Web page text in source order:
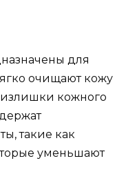
для
очищают кожу
излишки кожного
такие как
уменьшают